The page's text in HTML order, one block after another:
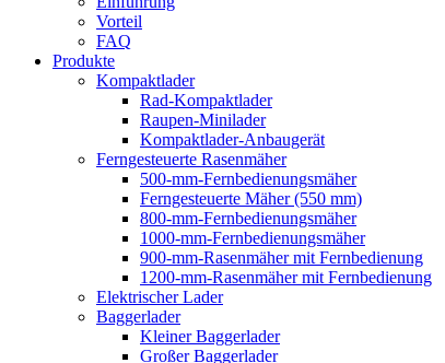
Vorteil
FAQ
Produkte
Kompaktlader
Rad-Kompaktlader
Raupen-Minilader
Kompaktlader-Anbaugerät
Ferngesteuerte Rasenmäher
500-mm-Fernbedienungsmäher
Ferngesteuerte Mäher (550 mm)
800-mm-Fernbedienungsmäher
1000-mm-Fernbedienungsmäher
900-mm-Rasenmäher mit Fernbedienung
1200-mm-Rasenmäher mit Fernbedienung
Elektrischer Lader
Baggerlader
Kleiner Baggerlader
Großer Baggerlader